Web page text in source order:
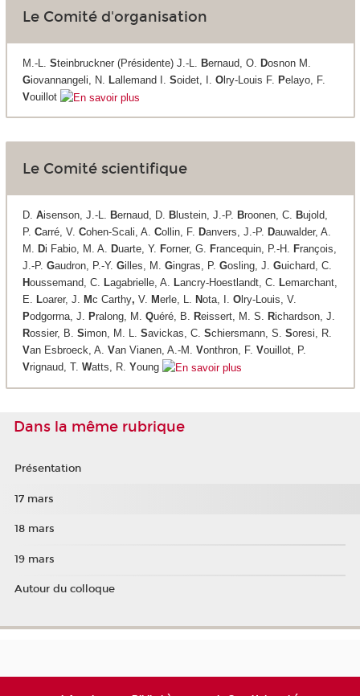
Le Comité d'organisation
M.-L. Steinbruckner (Présidente) J.-L. Bernaud, O. Dosnon M.
Giovannangeli, N. Lallemand I. Soidet, I. Olry-Louis F. Pelayo, F.
Vouillot
Le Comité scientifique
D. Aisenson, J.-L. Bernaud, D. Blustein, J.-P. Broonen, C. Bujold,
P. Carré, V. Cohen-Scali, A. Collin, F. Danvers, J.-P. Dauwalder, A.
M. Di Fabio, M. A. Duarte, Y. Forner, G. Francequin, P.-H. François,
J.-P. Gaudron, P.-Y. Gilles, M. Gingras, P. Gosling, J. Guichard, C.
Houssemand, C. Lagabrielle, A. Lancry-Hoestlandt, C. Lemarchant,
E. Loarer, J. Mc Carthy, V. Merle, L. Nota, I. Olry-Louis, V.
Podgorrna, J. Pralong, M. Quéré, B. Reissert, M. S. Richardson, J.
Rossier, B. Simon, M. L. Savickas, C. Schiersmann, S. Soresi, R.
Van Esbroeck, A. Van Vianen, A.-M. Vonthron, F. Vouillot, P.
Vrignaud, T. Watts, R. Young
Dans la même rubrique
Présentation
17 mars
18 mars
19 mars
Autour du colloque